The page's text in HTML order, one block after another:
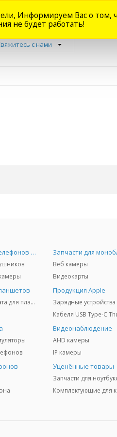
Оплата Наши магазины
с нами
Запчасти для телефонов и Airpods Запчасти для
Веб камеры
Видеокарты
Материнская плата для планшетов
Продукция Apple
Зарядные устройства
Видеонаблюдение
AHD камеры
IP камеры
Уценённые товары
Запчасти для
Информируем Вас о том,
не будет работать!